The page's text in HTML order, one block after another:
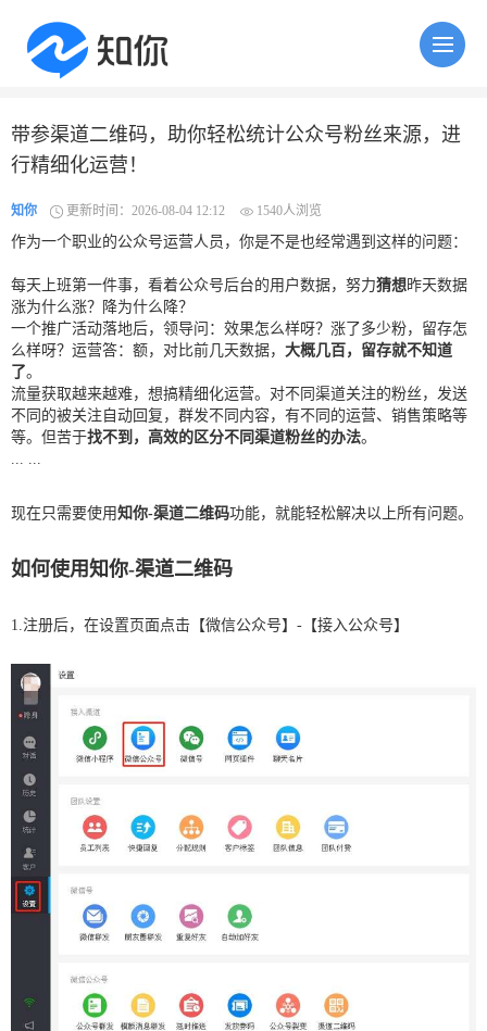
带参渠道二维码，助你轻松统计公众号粉丝来源，进
行精细化运营！
知你 更新时间：2026-08-04 12:12 1540人浏览
作为一个职业的公众号运营人员，你是不是也经常遇到这样的问题：
每天上班第一件事，看着公众号后台的用户数据，努力猜想昨天数据
涨为什么涨？降为什么降？
一个推广活动落地后，领导问：效果怎么样呀？涨了多少粉，留存怎
么样呀？运营答：额，对比前几天数据， 大概几百，留存就不知道
了。
流量获取越来越难，想搞精细化运营。对不同渠道关注的粉丝，发送
不同的被关注自动回复，群发不同内容，有不同的运营、销售策略等
等。但苦于找不到，高效的区分不同渠道粉丝的办法。
... ...
现在只需要使用知你-渠道二维码功能，就能轻松解决以上所有问题。
如何使用知你-渠道二维码
1.注册后，在设置页面点击【微信公众号】-【接入公众号】